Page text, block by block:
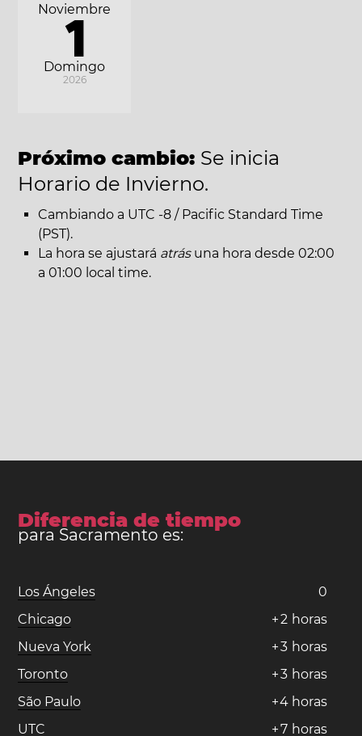
Domingo
Noviembre
1
2026
Próximo cambio: Se inicia
Horario de Invierno.
Cambiando a UTC -8 / Pacific Standard Time
(PST).
La hora se ajustará atrásuna hora desde 02:00
a 01:00 local time.
Diferencia de tiempo
para Sacramento es:
Los Ángeles
0
Chicago
+2 horas
Nueva York
+3 horas
Toronto
+3 horas
São Paulo
+4 horas
UTC
+7 horas